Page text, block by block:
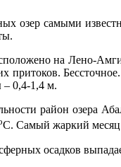
озер самыми
на Лено-
притоков.
– 0,4-1,4 м.
район озера
С. Самый жаркий месяц
осадков